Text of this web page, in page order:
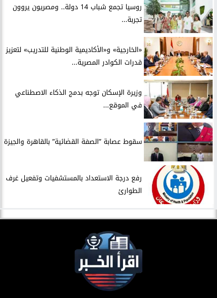
روسيا تجمع شباب 14 دولة.. ومصريون يروون
تجربة...
​«الخارجية» و«الأكاديمية الوطنية للتدريب» لتعزيز
قدرات الكوادر المصرية...
​وزيرة الإسكان توجه بدمج الذكاء الاصطناعي
في الموقع...
سقوط عصابة ”الصفة القضائية” بالقاهرة والجيزة
​رفع درجة الاستعداد بالمستشفيات وتفعيل غرف
الطوارئ